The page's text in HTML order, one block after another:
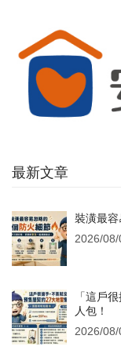
最新文章
裝潢最
2026/08/
「這戶
人包！
2026/08/